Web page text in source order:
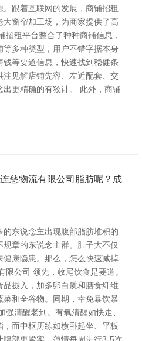
跟着互联网的发展，商铺招租
窗帘加工场，为商家提供了高
招租平台整合了种种商铺信息，
多种类型，用户不错字据本身
等要道信息，快速找到稳健条
见解店铺先容、左近配套、交
更精确的有狡计。 此外，商铺
慈物流有限公司脂肪呢？成
东说念主出现腹部脂肪堆积的
章的东说念主群。肚子大不仅
康隐患。那么，怎么快速减掉
公司 领先，收尾饮食是要道。
摄入，加多卵白质和膳食纤维
和全谷物。同期，幸免暴饮暴
清醒老到。有氧清醒如快走、
而中枢历练如横卧起坐、平板